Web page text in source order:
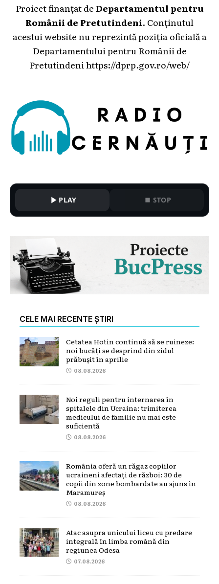
Proiect finanțat deDepartamentul pentru
Românii de Pretutindeni. Conținutul
acestui website nu reprezintă poziția oficială a
Departamentului pentru Românii de
Pretutindeni https://dprp.gov.ro/web/
PLAY STOP
CELE MAI RECENTE ȘTIRI
Cetatea Hotin continuă să se ruineze:
noi bucăți se desprind din zidul
prăbușit în aprilie
08.08.2026
Noi reguli pentru internarea în
spitalele din Ucraina: trimiterea
medicului de familie nu mai este
suficientă
08.08.2026
România oferă un răgaz copiilor
ucraineni afectați de război: 30 de
copii din zone bombardate au ajuns în
Maramureș
08.08.2026
Atac asupra unicului liceu cu predare
integrală în limba română din
regiunea Odesa
07.08.2026